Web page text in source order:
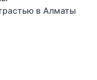
в Алматы